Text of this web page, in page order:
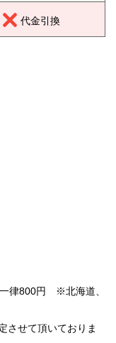
代金引換
律800円 ※北海道、
させて頂いておりま